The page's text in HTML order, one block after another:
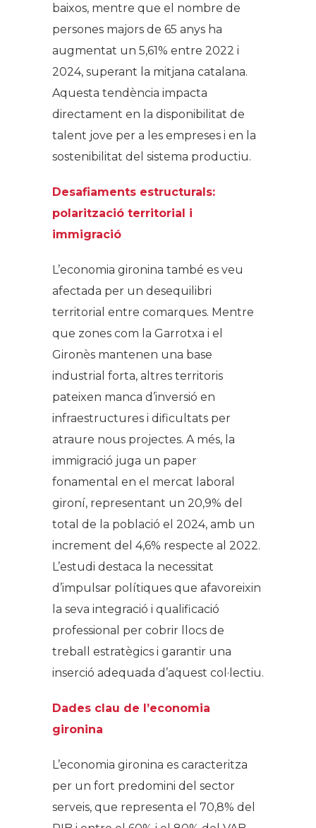
baixos, mentre que el nombre de
persones majors de 65 anys ha
augmentat un 5,61% entre 2022 i
2024, superant la mitjana catalana.
Aquesta tendència impacta
directament en la disponibilitat de
talent jove per a les empreses i en la
sostenibilitat del sistema productiu.
Desafiaments estructurals:
polarització territorial i
immigració
L’economia gironina també es veu
afectada per un desequilibri
territorial entre comarques. Mentre
que zones com la Garrotxa i el
Gironès mantenen una base
industrial forta, altres territoris
pateixen manca d’inversió en
infraestructures i dificultats per
atraure nous projectes. A més, la
immigració juga un paper
fonamental en el mercat laboral
gironí, representant un 20,9% del
total de la població el 2024, amb un
increment del 4,6% respecte al 2022.
L’estudi destaca la necessitat
d’impulsar polítiques que afavoreixin
la seva integració i qualificació
professional per cobrir llocs de
treball estratègics i garantir una
inserció adequada d’aquest col·lectiu.
Dades clau de l’economia
gironina
L’economia gironina es caracteritza
per un fort predomini del sector
serveis, que representa el 70,8% del